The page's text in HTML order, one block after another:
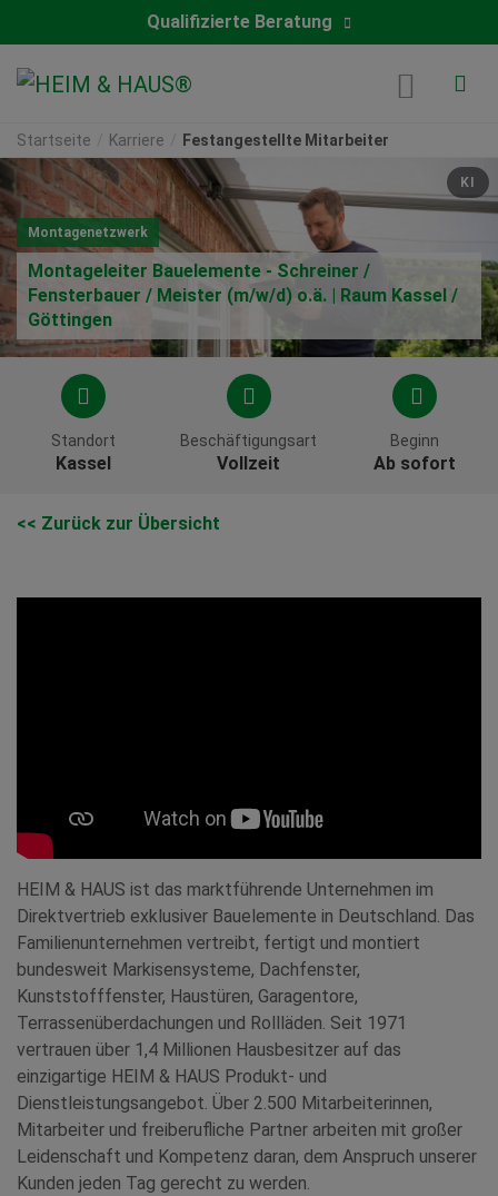
Qualifizierte Beratung
Startseite Karriere Festangestellte Mitarbeiter
KI
Montagenetzwerk
Montageleiter Bauelemente - Schreiner /
Fensterbauer / Meister (m/w/d) o.ä. | Raum Kassel /
Göttingen
Standort
Kassel
Beschäftigungsart
Vollzeit
Beginn
Ab sofort
<< Zurück zur Übersicht
HEIM & HAUS ist das marktführende Unternehmen im
Direktvertrieb exklusiver Bauelemente in Deutschland. Das
Familienunternehmen vertreibt, fertigt und montiert
bundesweit Markisensysteme, Dachfenster,
Kunststofffenster, Haustüren, Garagentore,
Terrassenüberdachungen und Rollläden. Seit 1971
vertrauen über 1,4 Millionen Hausbesitzer auf das
einzigartige HEIM & HAUS Produkt- und
Dienstleistungsangebot. Über 2.500 Mitarbeiterinnen,
Mitarbeiter und freiberufliche Partner arbeiten mit großer
Leidenschaft und Kompetenz daran, dem Anspruch unserer
Kunden jeden Tag gerecht zu werden.